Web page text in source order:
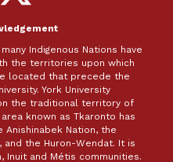
X
Indigenous Nations have
the territories upon which
located that precede the
York University
the traditional territory of
known as Tkaronto has
Nation, the
and the Huron-Wendat. It is
Inuit and Métis communities.